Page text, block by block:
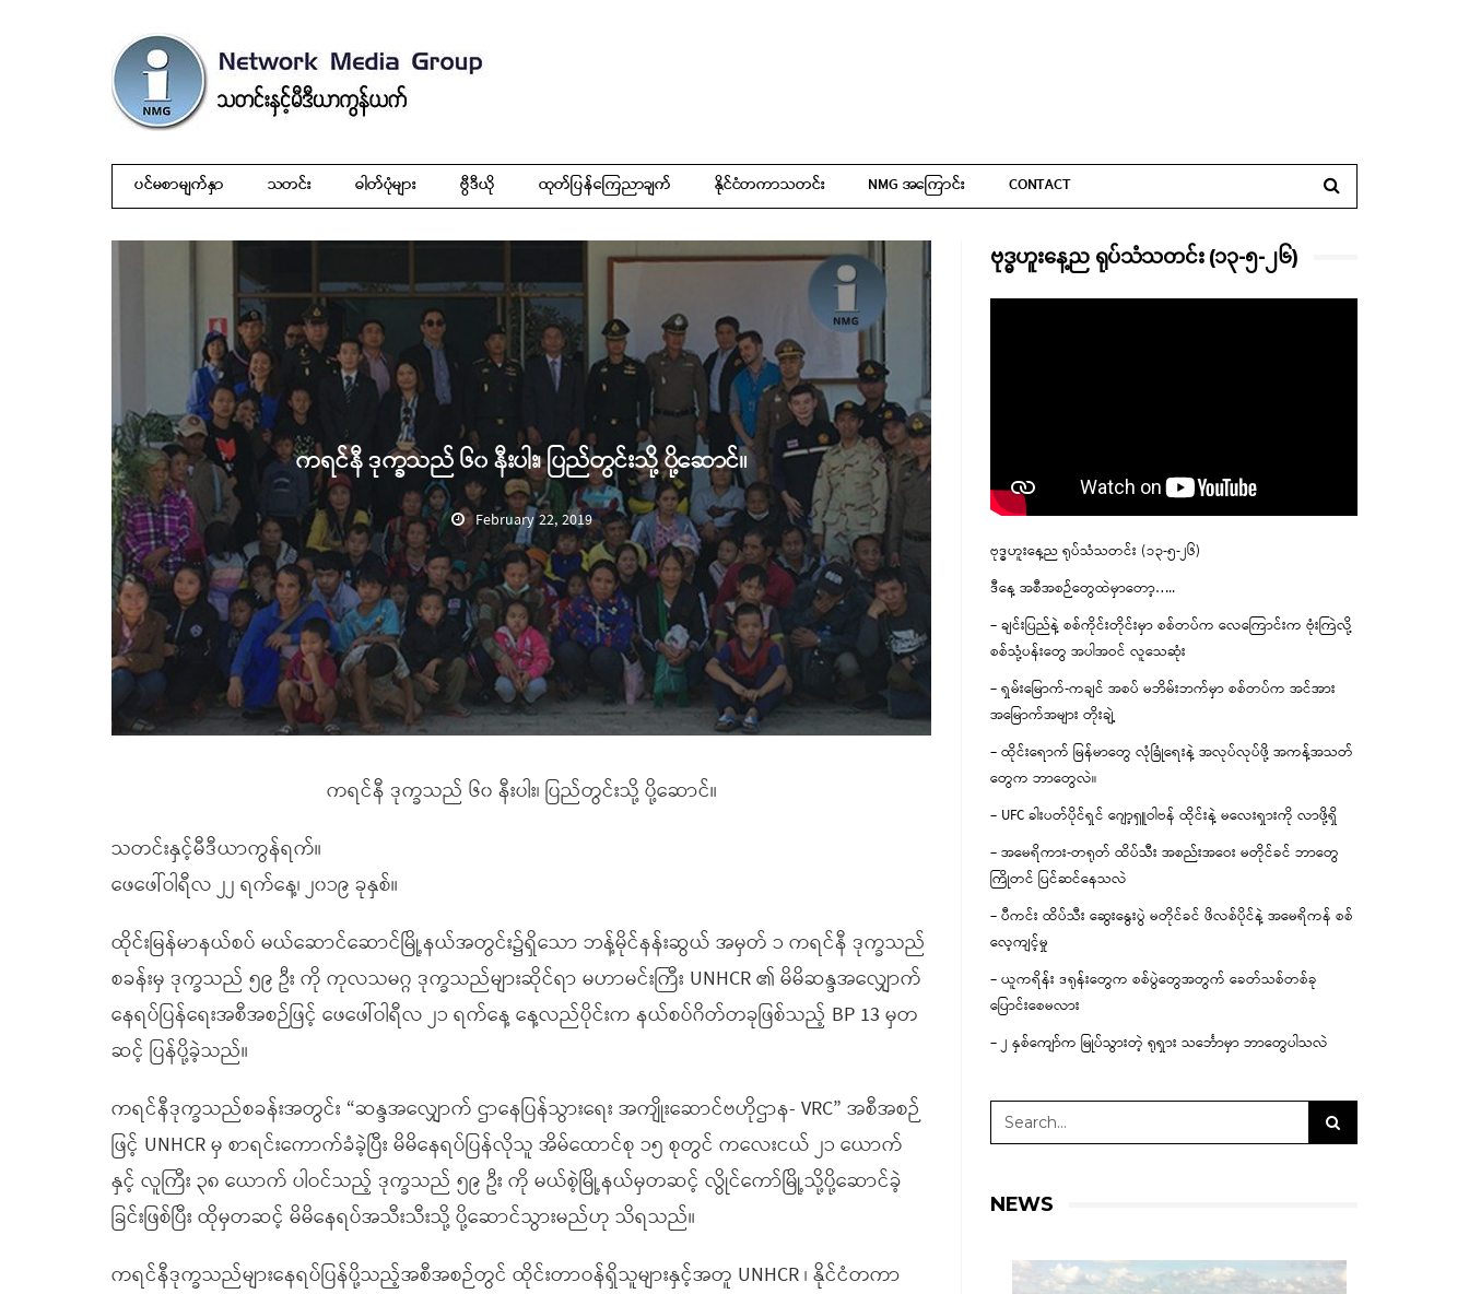
ပင်မစာမျက်နှာ သတင်း ဓါတ်ပုံများ ဗွီဒီယို ထုတ်ပြန်ကြေညာချက် နိုင်ငံတကာသတင်း NMG အကြောင်း CONTACT
ကရင်နီ ဒုက္ခသည် ၆၀ နီးပါး၊ ပြည်တွင်းသို့ ပို့ဆောင်။
February 22, 2019
ကရင်နီ ဒုက္ခသည် ၆၀ နီးပါး၊ ပြည်တွင်းသို့ ပို့ဆောင်။
သတင်းနှင့်မီဒီယာကွန်ရက်။
ဖေဖေါ်ဝါရီလ ၂၂ ရက်နေ့၊ ၂၀၁၉ ခုနှစ်။
ထိုင်းမြန်မာနယ်စပ် မယ်ဆောင်ဆောင်မြို့နယ်အတွင်း၌ရှိသော ဘန့်မိုင်နန်းဆွယ် အမှတ် ၁ ကရင်နီ ဒုက္ခသည်
စခန်းမှ ဒုက္ခသည် ၅၉ ဦး ကို ကုလသမဂ္ဂ ဒုက္ခသည်များဆိုင်ရာ မဟာမင်းကြီး UNHCR ၏ မိမိဆန္ဒအလျှောက်
နေရပ်ပြန်ရေးအစီအစဉ်ဖြင့် ဖေဖေါ်ဝါရီလ ၂၁ ရက်နေ့ နေ့လည်ပိုင်းက နယ်စပ်ဂိတ်တခုဖြစ်သည့် BP 13 မှတ
ဆင့် ပြန်ပို့ခဲ့သည်။
ကရင်နီဒုက္ခသည်စခန်းအတွင်း “ဆန္ဒအလျှောက် ဌာနေပြန်သွားရေး အကျိုးဆောင်ဗဟိုဌာန- VRC” အစီအစဉ်
ဖြင့် UNHCR မှ စာရင်းကောက်ခံခဲ့ပြီး မိမိနေရပ်ပြန်လိုသူ အိမ်ထောင်စု ၁၅ စုတွင် ကလေးငယ် ၂၁ ယောက်
နှင့် လူကြီး ၃၈ ယောက် ပါဝင်သည့် ဒုက္ခသည် ၅၉ ဦး ကို မယ်စဲ့မြို့နယ်မှတဆင့် လွိုင်ကော်မြို့သို့ပို့ဆောင်ခဲ့
ခြင်းဖြစ်ပြီး ထိုမှတဆင့် မိမိနေရပ်အသီးသီးသို့ ပို့ဆောင်သွားမည်ဟု သိရသည်။
ကရင်နီဒုက္ခသည်များနေရပ်ပြန်ပို့သည့်အစီအစဉ်တွင် ထိုင်းတာဝန်ရှိသူများနှင့်အတူ UNHCR ၊ နိုင်ငံတကာ
ဗုဒ္ဓဟူးနေ့ည ရုပ်သံသတင်း (၁၃-၅-၂၆)
ဗုဒ္ဓဟူးနေ့ည ရုပ်သံသတင်း (၁၃-၅-၂၆)
ဒီနေ့ အစီအစဉ်တွေထဲမှာတော့…..
– ချင်းပြည်နဲ့ စစ်ကိုင်းတိုင်းမှာ စစ်တပ်က လေကြောင်းက ဗုံးကြဲလို့
စစ်သုံ့ပန်းတွေ အပါအဝင် လူသေဆုံး
– ရှမ်းမြောက်-ကချင် အစပ် မဘိမ်းဘက်မှာ စစ်တပ်က အင်အား
အမြောက်အများ တိုးချဲ့
– ထိုင်းရောက် မြန်မာတွေ လုံခြုံရေးနဲ့ အလုပ်လုပ်ဖို့ အကန့်အသတ်
တွေက ဘာတွေလဲ။
– UFC ခါးပတ်ပိုင်ရှင် ဂျော့ရှူဝါဗန် ထိုင်းနဲ့ မလေးရှားကို လာဖို့ရှိ
– အမေရိကား-တရုတ် ထိပ်သီး အစည်းအဝေး မတိုင်ခင် ဘာတွေ
ကြိုတင် ပြင်ဆင်နေသလဲ
– ပီကင်း ထိပ်သီး ဆွေးနွေးပွဲ မတိုင်ခင် ဖိလစ်ပိုင်နဲ့ အမေရိကန် စစ်
လေ့ကျင့်မှု
– ယူကရိန်း ဒရုန်းတွေက စစ်ပွဲတွေအတွက် ခေတ်သစ်တစ်ခု
ပြောင်းစေမလား
– ၂ နှစ်ကျော်က မြုပ်သွားတဲ့ ရုရှား သင်္ဘောမှာ ဘာတွေပါသလဲ
NEWS